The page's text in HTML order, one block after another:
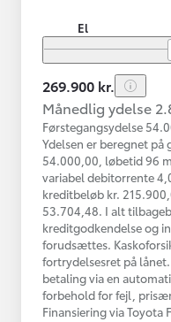
El
269.900 kr.
Månedlig ydelse
Førstegangsydelse
Ydelsen er beregnet på
54.000,00, løbetid 96
variabel debitorrente
kreditbeløb kr.
53.704,48. I alt
kreditgodkendelse og
forudsættes.
fortrydelsesret på
betaling via en
forbehold for fejl,
Finansiering via Toyota